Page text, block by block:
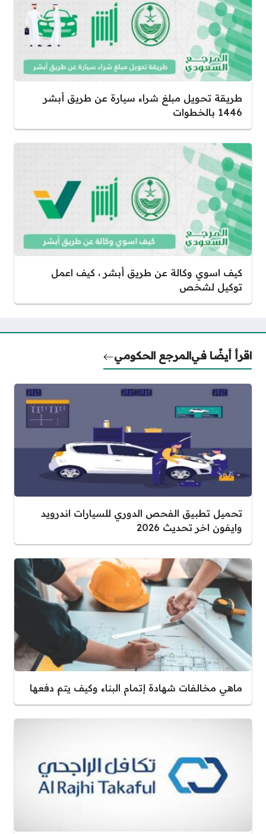
طريقة تحويل مبلغ شراء سيارة عن طريق أبشر
1446 بالخطوات
كيف اسوي وكالة عن طريق أبشر ، كيف اعمل
توكيل لشخص
اقرأ أيضًا فيالمرجع الحكومي
تحميل تطبيق الفحص الدوري للسيارات اندرويد
وايفون اخر تحديث 2026
ماهي مخالفات شهادة إتمام البناء وكيف يتم دفعها